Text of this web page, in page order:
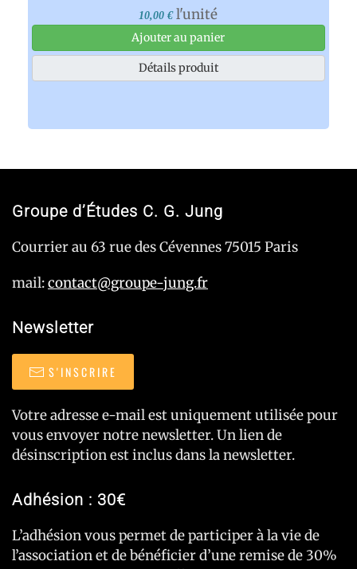
10,00 € l'unité
Ajouter au panier
Détails produit
Groupe d’Études C. G. Jung
Courrier au 63 rue des Cévennes 75015 Paris
mail:contact@groupe-jung.fr
Newsletter
S'INSCRIRE
Votre adresse e-mail est uniquement utilisée pour
vous envoyer notre newsletter. Un lien de
désinscription est inclus dans la newsletter.
Adhésion : 30€
L’adhésion vous permet de participer à la vie de
l’association et de bénéficier d’une remise de 30%